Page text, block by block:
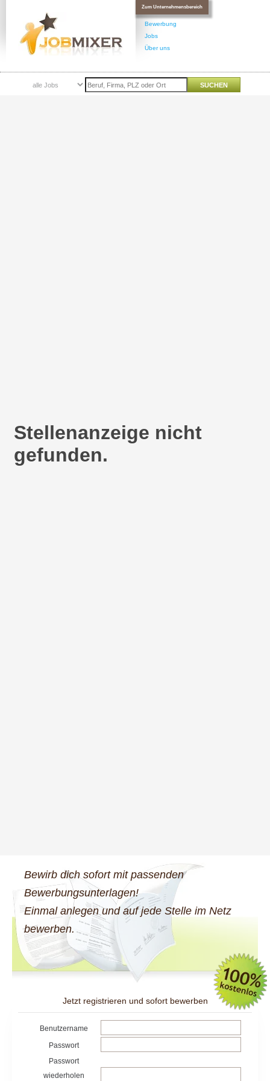
Zum Unternehmensbereich
Bewirb dich sofort mit passenden
Bewerbungsunterlagen!
Einmal anlegen und auf jede Stelle im Netz
bewerben.
Jetzt registrieren und sofort bewerben
Benutzername
Passwort
Passwort
wiederholen
Bewerbung
Jobs
Über uns